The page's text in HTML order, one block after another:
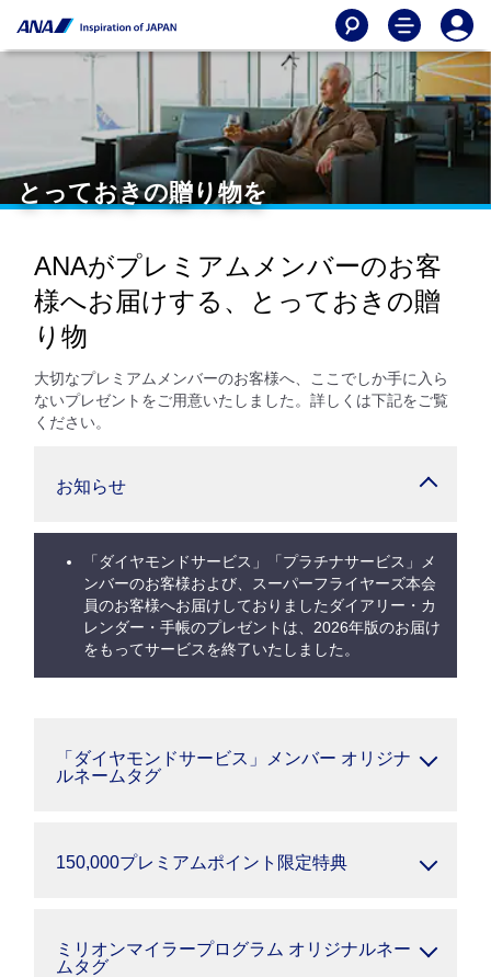
とっておきの贈り物を
ANAがプレミアムメンバーのお客
様へお届けする、とっておきの贈
り物
大切なプレミアムメンバーのお客様へ、ここでしか手に入ら
ないプレゼントをご用意いたしました。詳しくは下記をご覧
ください。
お知らせ
「ダイヤモンドサービス」「プラチナサービス」メ
ンバーのお客様および、スーパーフライヤーズ本会
員のお客様へお届けしておりましたダイアリー・カ
レンダー・手帳のプレゼントは、2026年版のお届け
をもってサービスを終了いたしました。
「ダイヤモンドサービス」メンバー オリジナ
ルネームタグ
150,000プレミアムポイント限定特典
ミリオンマイラープログラム オリジナルネー
ムタグ